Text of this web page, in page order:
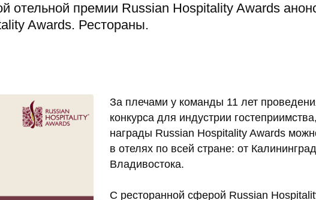
отельной премии Russian Hospitality Awards
Awards. Рестораны.
За плечами у команды 11 лет
конкурса для индустрии
награды Russian Hospitality Awards
в отелях по всей стране: от
Владивостока.
С ресторанной сферой Russian